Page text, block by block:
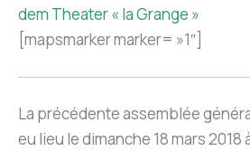
dem Theater « la Grange »
[mapsmarker marker= »1″]
La précédente assemblée
eu lieu le dimanche 18 mars 2018